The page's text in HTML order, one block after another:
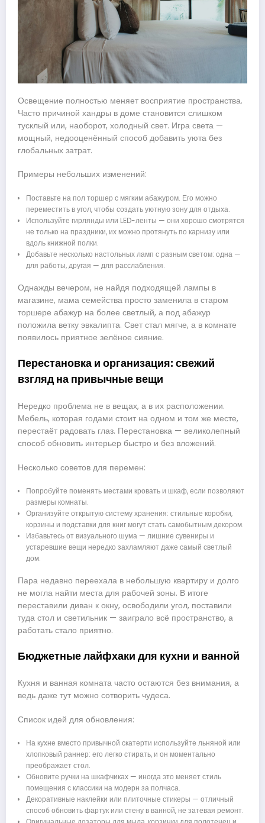
Освещение полностью меняет восприятие пространства.
Часто причиной хандры в доме становится слишком
тусклый или, наоборот, холодный свет. Игра света —
мощный, недооценённый способ добавить уюта без
глобальных затрат.
Примеры небольших изменений:
Поставьте на пол торшер с мягким абажуром. Его можно
переместить в угол, чтобы создать уютную зону для отдыха.
Используйте гирлянды или LED-ленты — они хорошо смотрятся
не только на праздники, их можно протянуть по карнизу или
вдоль книжной полки.
Добавьте несколько настольных ламп с разным светом: одна —
для работы, другая — для расслабления.
Однажды вечером, не найдя подходящей лампы в
магазине, мама семейства просто заменила в старом
торшере абажур на более светлый, а под абажур
положила ветку эвкалипта. Свет стал мягче, а в комнате
появилось приятное зелёное сияние.
Перестановка и организация: свежий
взгляд на привычные вещи
Нередко проблема не в вещах, а в их расположении.
Мебель, которая годами стоит на одном и том же месте,
перестаёт радовать глаз. Перестановка — великолепный
способ обновить интерьер быстро и без вложений.
Несколько советов для перемен:
Попробуйте поменять местами кровать и шкаф, если позволяют
размеры комнаты.
Организуйте открытую систему хранения: стильные коробки,
корзины и подставки для книг могут стать самобытным декором.
Избавьтесь от визуального шума — лишние сувениры и
устаревшие вещи нередко захламляют даже самый светлый
дом.
Пара недавно переехала в небольшую квартиру и долго
не могла найти места для рабочей зоны. В итоге
переставили диван к окну, освободили угол, поставили
туда стол и светильник — заиграло всё пространство, а
работать стало приятно.
Бюджетные лайфхаки для кухни и ванной
Кухня и ванная комната часто остаются без внимания, а
ведь даже тут можно сотворить чудеса.
Список идей для обновления:
На кухне вместо привычной скатерти используйте льняной или
хлопковый раннер: его легко стирать, и он моментально
преображает стол.
Обновите ручки на шкафчиках — иногда это меняет стиль
помещения с классики на модерн за полчаса.
Декоративные наклейки или плиточные стикеры — отличный
способ обновить фартук или стену в ванной, не затевая ремонт.